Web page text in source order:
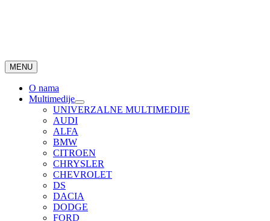
MENU
O nama
Multimedije
UNIVERZALNE MULTIMEDIJE
AUDI
ALFA
BMW
CITROEN
CHRYSLER
CHEVROLET
DS
DACIA
DODGE
FORD